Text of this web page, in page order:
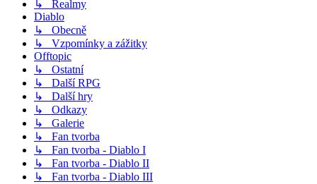
↳ Realmy
Diablo
↳ Obecně
↳ Vzpomínky a zážitky
Offtopic
↳ Ostatní
↳ Další RPG
↳ Další hry
↳ Odkazy
↳ Galerie
↳ Fan tvorba
↳ Fan tvorba - Diablo I
↳ Fan tvorba - Diablo II
↳ Fan tvorba - Diablo III